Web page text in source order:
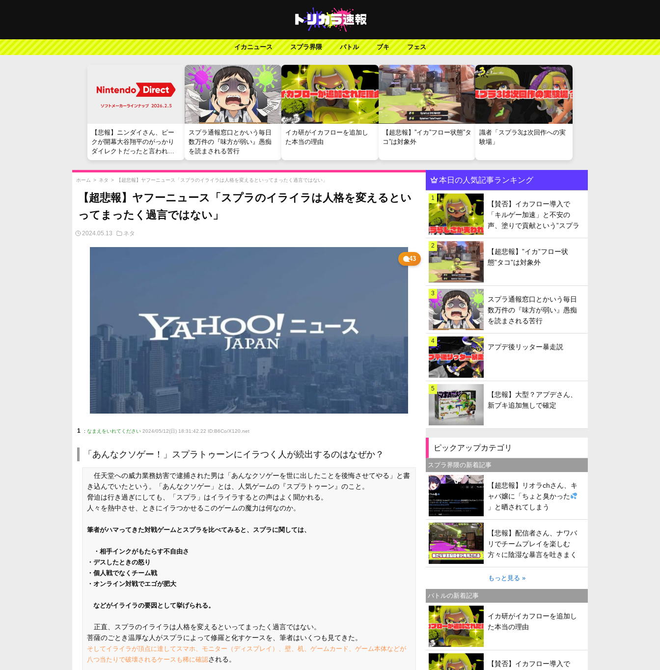
イカニュース スプラ界隈 バトル ブキ フェス
【悲報】ニンダイさん、ピー
クが開幕大谷翔平のがっかり
ダイレクトだったと言われて
しまう
スプラ通報窓口とかいう毎日
数万件の『味方が弱い』愚痴
を読まされる苦行
イカ研がイカフローを追加し
た本当の理由
【超悲報】”イカ”フロー状態”タ
コ”は対象外
識者「スプラ3は次回作への実
験場」
ホーム > ネタ > 【超悲報】ヤフーニュース「スプラのイライラは人格を変えるといってまったく過言ではない」
【超悲報】ヤフーニュース「スプラのイライラは人格を変えるとい
ってまったく過言ではない」
2024.05.13 ネタ
43
1 : なまえをいれてください 2024/05/12(日) 18:31:42.22 ID:B6Co/X120 .net
「あんなクソゲー！」スプラトゥーンにイラつく人が続出するのはなぜか？
任天堂への威力業務妨害で逮捕された男は「あんなクソゲーを世に出したことを後悔させてやる」と書
き込んでいたという。「あんなクソゲー」とは、人気ゲームの『スプラトゥーン』のこと。
脅迫は行き過ぎにしても、「スプラ」はイライラするとの声はよく聞かれる。
人々を熱中させ、ときにイラつかせるこのゲームの魔力は何なのか。
筆者がハマってきた対戦ゲームとスプラを比べてみると、スプラに関しては、
・相手インクがもたらす不自由さ
・デスしたときの怒り
・個人戦でなくチーム戦
・オンライン対戦でエゴが肥大
などがイライラの要因として挙げられる。
正直、スプラのイライラは人格を変えるといってまったく過言ではない。
菩薩のごとき温厚な人がスプラによって修羅と化すケースを、筆者はいくつも見てきた。
そしてイライラが頂点に達してスマホ、モニター（ディスプレイ）、壁、机、ゲームカード、ゲーム本体などが
八つ当たりで破壊されるケースも稀に確認される。
本日の人気記事ランキング
1
【賛否】イカフロー導入で
「キルゲー加速」と不安の
声、塗りで貢献という”スプラ
らしさ”は失われてしまうのか
2
【超悲報】”イカ”フロー状
態”タコ”は対象外
3
スプラ通報窓口とかいう毎日
数万件の『味方が弱い』愚痴
を読まされる苦行
4
アプデ後リッター暴走説
5
【悲報】大型？アプデさん、
新ブキ追加無しで確定
ピックアップカテゴリ
スプラ界隈の新着記事
【超悲報】リオラchさん、キ
ャバ嬢に「ちょと臭かった
」と晒されてしまう
【悲報】配信者さん、ナワバ
リでチームプレイを楽しむ
方々に陰湿な暴言を吐きまく
ってしまう
もっと見る »
バトルの新着記事
イカ研がイカフローを追加し
た本当の理由
【賛否】イカフロー導入で